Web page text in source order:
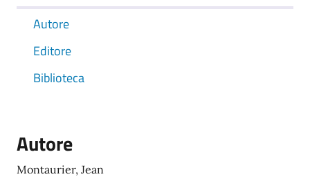
Autore
Editore
Biblioteca
Autore
Montaurier, Jean